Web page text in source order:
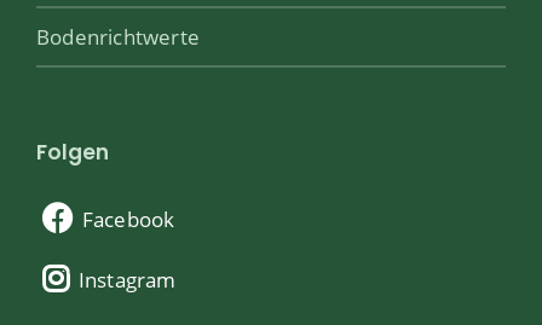
Bodenrichtwerte
Folgen
Facebook
Instagram